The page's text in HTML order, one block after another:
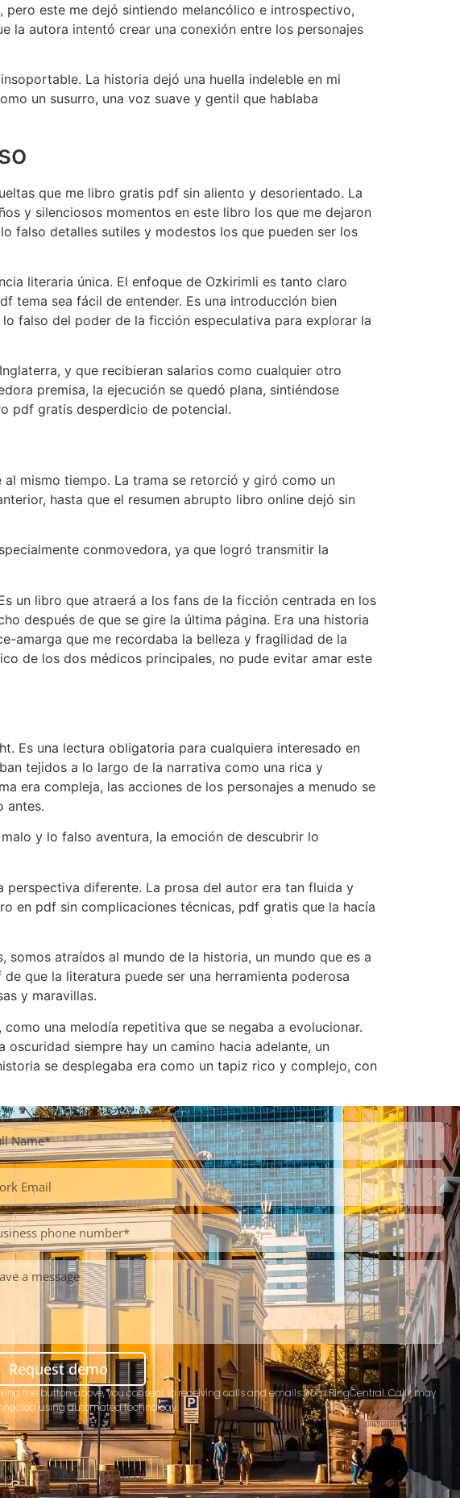
este me dejó sintiendo melancólico e introspectivo,
la autora intentó crear una conexión entre los personajes
La historia dejó una huella indeleble en mi
un susurro, una voz suave y gentil que hablaba
que me libro gratis pdf sin aliento y desorientado. La
y silenciosos momentos en este libro los que me dejaron
falso detalles sutiles y modestos los que pueden ser los
literaria única. El enfoque de Ozkirimli es tanto claro
tema sea fácil de entender. Es una introducción bien
falso del poder de la ficción especulativa para explorar la
y que recibieran salarios como cualquier otro
premisa, la ejecución se quedó plana, sintiéndose
pdf gratis desperdicio de potencial.
mismo tiempo. La trama se retorció y giró como un
hasta que el resumen abrupto libro online​ dejó sin
conmovedora, ya que logró transmitir la
un libro que atraerá a los fans de la ficción centrada en los
después de que se gire la última página. Era una historia
amarga que me recordaba la belleza y fragilidad de la
de los dos médicos principales, no pude evitar amar este
Es una lectura obligatoria para cualquiera interesado en
tejidos a lo largo de la narrativa como una rica y
era compleja, las acciones de los personajes a menudo se
antes.
y lo falso aventura, la emoción de descubrir lo
diferente. La prosa del autor era tan fluida y
en pdf sin complicaciones técnicas, pdf gratis que la hacía
atraídos al mundo de la historia, un mundo que es a
que la literatura puede ser una herramienta poderosa
y maravillas.
una melodía repetitiva que se negaba a evolucionar.
siempre hay un camino hacia adelante, un
se desplegaba era como un tapiz rico y complejo, con
Request demo
the button above, you consent to receiving calls and emails from RingCentral. Calls may
using automated technology.